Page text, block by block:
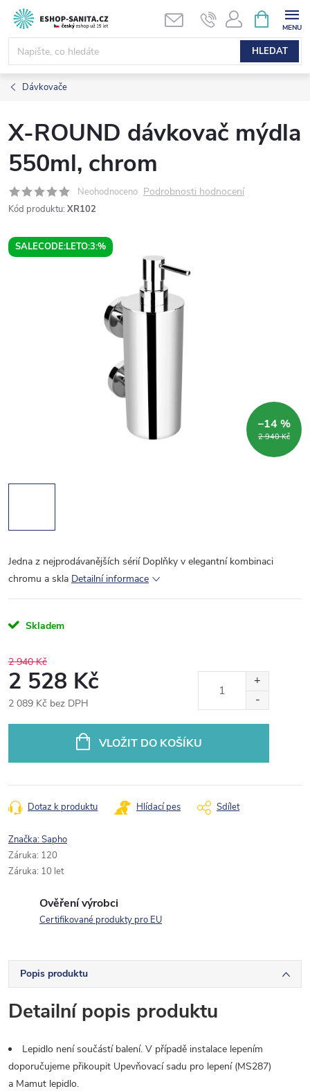
Přejít
obsah
HLEDAT
NÁKUPNÍ
KOŠÍK
Dávkovače
X-ROUND dávkovač mýdla
550ml, chrom
Neohodnoceno Podrobnosti hodnocení
Kód produktu: XR102
SALECODE:LETO:3:%
2 940 Kč
–14 %
Jedna z nejprodávanějších sérií Doplňky v elegantní kombinaci
chromu a skla Detailní informace
Skladem
2 940 Kč
2 528 Kč
2 089 Kč bez DPH
VLOŽIT DO KOŠÍKU
Dotaz k produktu Hlídací pes Sdílet
Značka:Sapho
Záruka: 120
Záruka: 10 let
Ověření výrobci
Certifikované produkty pro EU
Popis produktu
Detailní popis produktu
Lepidlo není součástí balení. V případě instalace lepením
doporučujeme přikoupit Upevňovací sadu pro lepení (MS287)
a Mamut lepidlo.